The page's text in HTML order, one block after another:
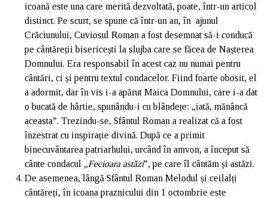
icoană este una care merită dezvoltată, poate, într-un articol
distinct. Pe scurt, se spune că într-un an, în ajunul
Crăciunului, Cuviosul Roman a fost desemnat să-i conducă
pe cântăreții bisericești la slujba care se făcea de Nașterea
Domnului. Era responsabil în acest caz nu numai pentru
cântări, ci și pentru textul condacelor. Fiind foarte obosit, el
a adormit, dar în vis i-a apărut Maica Domnului, care i-a dat
o bucată de hârtie, spunându-i cu blândețe: „iată, mănâncă
aceasta”. Trezindu-se, Sfântul Roman a realizat că a fost
înzestrat cu inspirație divină. După ce a primit
binecuvântarea patriarhului, urcând în amvon, a început să
cânte condacul „Fecioara astăzi”, pe care îl cântăm și astăzi.
De asemenea, lângă Sfântul Roman Melodul și ceilalți
cântăreți, în icoana praznicului din 1 octombrie este